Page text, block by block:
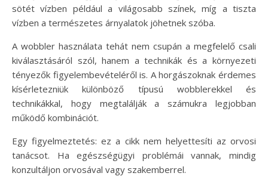
sötét vízben például a világosabb színek, míg a tiszta
vízben a természetes árnyalatok jöhetnek szóba.
A wobbler használata tehát nem csupán a megfelelő csali
kiválasztásáról szól, hanem a technikák és a környezeti
tényezők figyelembevételéről is. A horgászoknak érdemes
kísérletezniük különböző típusú wobblerekkel és
technikákkal, hogy megtalálják a számukra legjobban
működő kombinációt.
Egy figyelmeztetés: ez a cikk nem helyettesíti az orvosi
tanácsot. Ha egészségügyi problémái vannak, mindig
konzultáljon orvosával vagy szakemberrel.